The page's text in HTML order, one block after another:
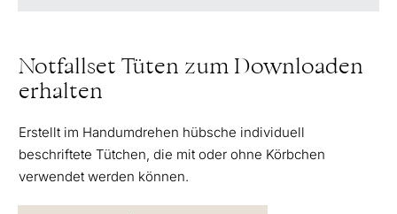
Notfallset Tüten zum Downloaden
erhalten
Erstellt im Handumdrehen hübsche individuell
beschriftete Tütchen, die mit oder ohne Körbchen
verwendet werden können.